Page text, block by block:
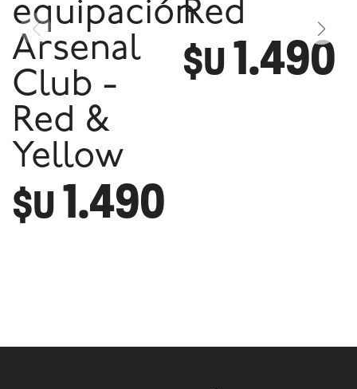
equipación
Arsenal
Club -
Red &
Yellow
$U1.490
Red
$U1.490